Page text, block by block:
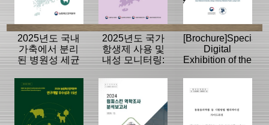
2025년도 국내
가축에서 분리
된 병원성 세균
모니터링 결과
2025년도 국가
항생제 사용 및
내성 모니터링:
[Brochure]Special
Digital
Exhibition of the
APQA